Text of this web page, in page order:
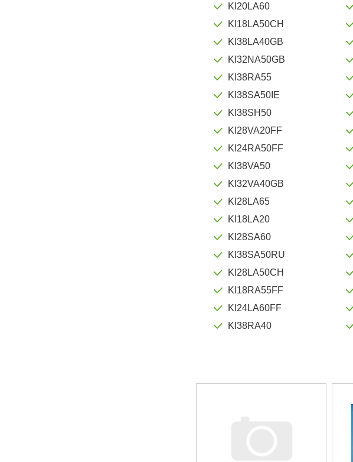
KI20LA60
KI18LA50CH
KI38LA40GB
KI32NA50GB
KI38RA55
KI38SA50IE
KI38SH50
KI28VA20FF
KI24RA50FF
KI38VA50
KI32VA40GB
KI28LA65
KI18LA20
KI28SA60
KI38SA50RU
KI28LA50CH
KI18RA55FF
KI24LA60FF
KI38RA40